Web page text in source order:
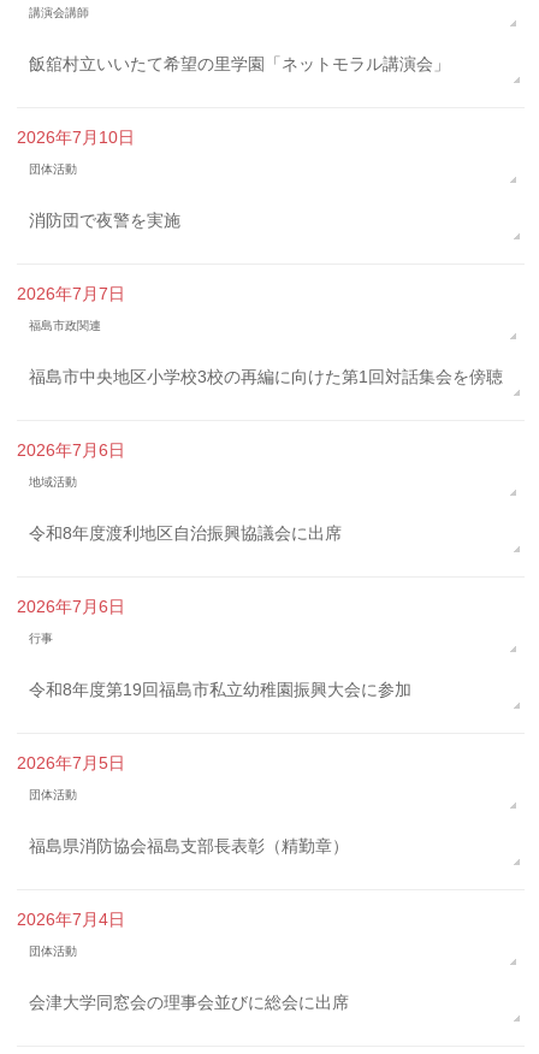
講演会講師
飯舘村立いいたて希望の里学園「ネットモラル講演会」
2026年7月10日
団体活動
消防団で夜警を実施
2026年7月7日
福島市政関連
福島市中央地区小学校3校の再編に向けた第1回対話集会を傍聴
2026年7月6日
地域活動
令和8年度渡利地区自治振興協議会に出席
2026年7月6日
行事
令和8年度第19回福島市私立幼稚園振興大会に参加
2026年7月5日
団体活動
福島県消防協会福島支部長表彰（精勤章）
2026年7月4日
団体活動
会津大学同窓会の理事会並びに総会に出席